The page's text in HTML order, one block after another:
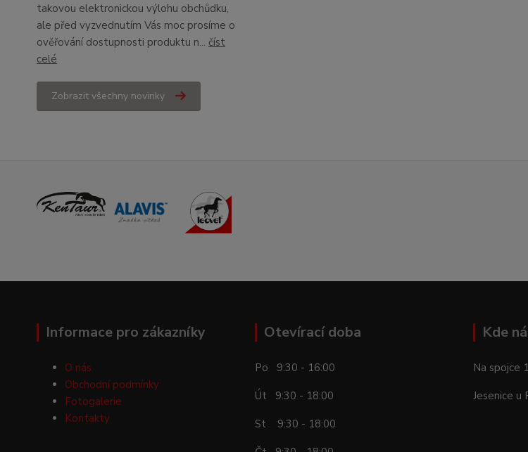
takovou elektronickou výlohu obchůdku,
ale před vyzvednutím Vás moc prosíme o
ověřování dostupnosti produktu n... číst
celé
Zobrazit všechny novinky
Informace pro zákazníky
O nás
Obchodní podmínky
Fotogalerie
Kontakty
Otevírací doba
Po 9:30 - 16:00
Út 9:30 - 18:00
St 9:30 - 18:00
Kde
Na spojce
Jesenice u